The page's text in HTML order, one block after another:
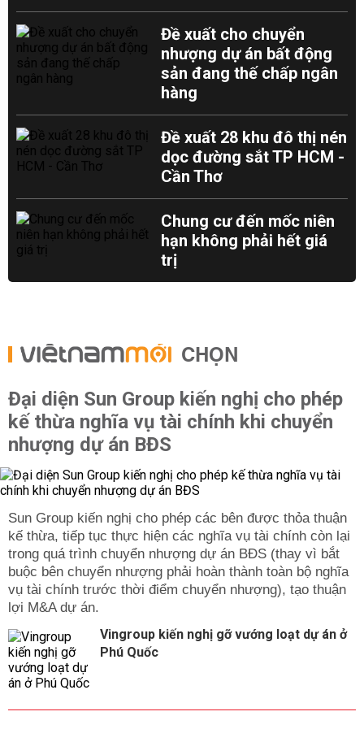
Đề xuất cho chuyển
nhượng dự án bất động
sản đang thế chấp ngân
hàng
Đề xuất 28 khu đô thị nén
dọc đường sắt TP HCM -
Cần Thơ
Chung cư đến mốc niên
hạn không phải hết giá
trị
CHỌN
Đại diện Sun Group kiến nghị cho phép
kế thừa nghĩa vụ tài chính khi chuyển
nhượng dự án BĐS
Sun Group kiến nghị cho phép các bên được thỏa thuận
kế thừa, tiếp tục thực hiện các nghĩa vụ tài chính còn lại
trong quá trình chuyển nhượng dự án BĐS (thay vì bắt
buộc bên chuyển nhượng phải hoàn thành toàn bộ nghĩa
vụ tài chính trước thời điểm chuyển nhượng), tạo thuận
lợi M&A dự án.
Vingroup kiến nghị gỡ vướng loạt dự án ở
Phú Quốc